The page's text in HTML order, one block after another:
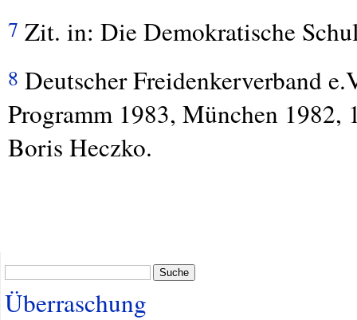
7 Zit. in: Die Demokratische
8 Deutscher Freidenkerverband
Programm 1983, München 1982,
Boris Heczko.
Suche
Überraschung